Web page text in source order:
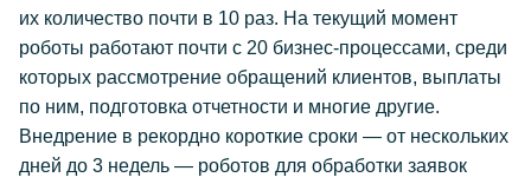
их количество почти в 10 раз. На текущий момент
роботы работают почти с 20 бизнес-процессами, среди
которых рассмотрение обращений клиентов, выплаты
по ним, подготовка отчетности и многие другие.
Внедрение в рекордно короткие сроки — от нескольких
дней до 3 недель — роботов для обработки заявок